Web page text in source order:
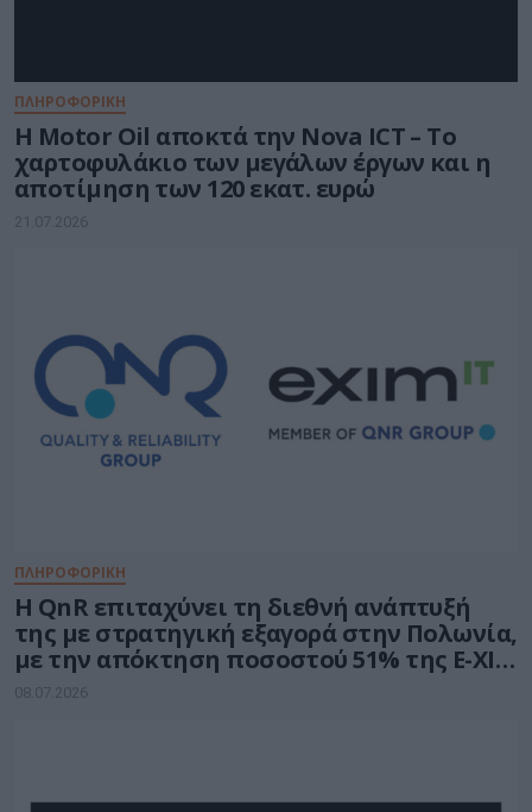
ΠΛΗΡΟΦΟΡΙΚΗ
Η Motor Oil αποκτά την Nova ICT – Το
χαρτοφυλάκιο των μεγάλων έργων και η
αποτίμηση των 120 εκατ. ευρώ
21.07.2026
ΠΛΗΡΟΦΟΡΙΚΗ
H QnR επιταχύνει τη διεθνή ανάπτυξή
της με στρατηγική εξαγορά στην Πολωνία,
με την απόκτηση ποσοστού 51% της E-XIM
IT
08.07.2026